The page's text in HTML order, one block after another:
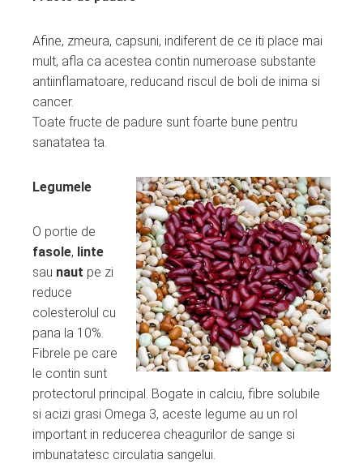
Afine, zmeura, capsuni, indiferent de ce iti place mai
mult, afla ca acestea contin numeroase substante
antiinflamatoare, reducand riscul de boli de inima si
cancer.
Toate fructe de padure sunt foarte bune pentru
sanatatea ta.
Legumele
O portie de
fasole, linte
sau naut pe zi
reduce
colesterolul cu
pana la 10%.
Fibrele pe care
le contin sunt
protectorul principal. Bogate in calciu, fibre solubile
si acizi grasi Omega 3, aceste legume au un rol
important in reducerea cheagurilor de sange si
imbunatatesc circulatia sangelui.